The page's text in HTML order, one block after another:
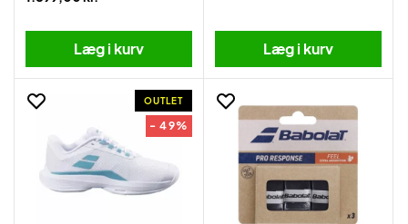
Læg i kurv Læg i kurv
OUTLET
- 49%